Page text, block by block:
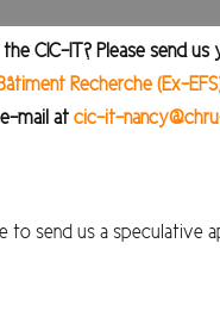
CIC-IT? Please send
Recherche (Ex-
mail at cic-it-
send us a speculative